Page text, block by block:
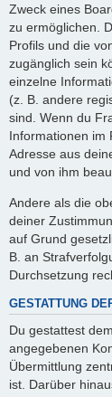
Zweck eines
zu ermöglichen.
Profils und die
zugänglich sein
einzelne
(z. B. andere
sind. Wenn du
Informationen im
Adresse aus
und von ihm
Andere als die
deiner
auf Grund
B. an
Durchsetzung
GESTATTUNG
Du gestattest
angegebenen
Übermittlung
ist. Darüber